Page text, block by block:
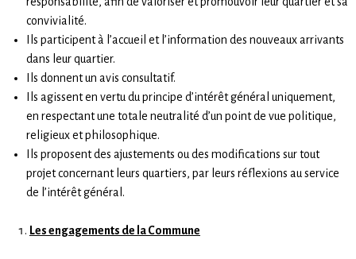
convivialité.
Ils participent à l’accueil et l’information des nouveaux arrivants
dans leur quartier.
Ils donnent un avis consultatif.
Ils agissent en vertu du principe d’intérêt général uniquement,
en respectant une totale neutralité d’un point de vue politique,
religieux et philosophique.
Ils proposent des ajustements ou des modifications sur tout
projet concernant leurs quartiers, par leurs réflexions au service
de l’intérêt général.
Les engagements de la Commune